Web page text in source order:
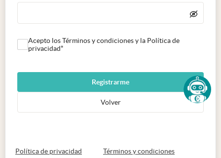
Acepto los Términos y condiciones y la Política de
privacidad*
Registrarme
Volver
Política de privacidad abre en nueva pestaña
Términos y condicionesabre en nueva